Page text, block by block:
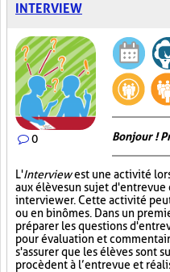
INTERVIEW
0 Bonjour !
L'Interviewest une activité
aux élèves un sujet
interviewer. Cette activité
ou en binômes. Dans un
préparer les questions
pour évaluation et
s'assurer que les élèves sont
procèdent à l’entrevue et